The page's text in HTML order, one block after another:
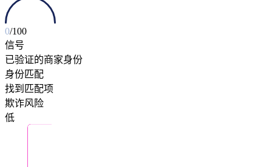
0/100
信号
已验证的商家身份
身份匹配
找到匹配项
欺诈风险
低